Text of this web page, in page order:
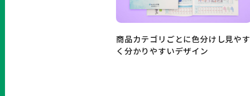
商品カテゴリごとに色分けし見やす
く分かりやすいデザイン